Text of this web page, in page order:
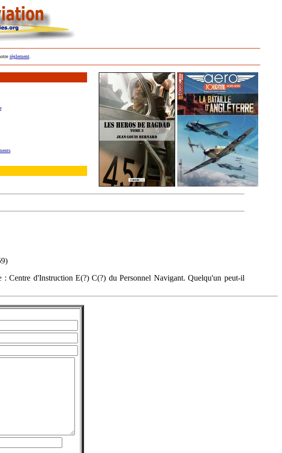
règlement.
d'Instruction E(?) C(?) du Personnel Navigant. Quelqu'un peut-il